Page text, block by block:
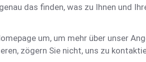
das finden, was zu Ihnen und
um, um mehr über unser
zögern Sie nicht, uns zu